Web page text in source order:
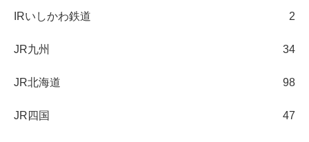
IRいしかわ鉄道 2
JR九州 34
JR北海道 98
JR四国 47